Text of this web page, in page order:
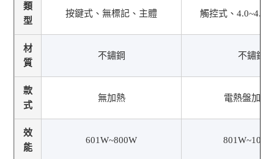
類
型
按鍵式、無標記、主體 觸控式、
材
質
不鏽鋼 不鏽鋼
款
式
無加熱 電熱盤加熱
效
能
601W~800W